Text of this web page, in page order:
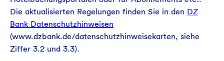
Die aktualisierten Regelungen finden Sie in den DZ
Bank Datenschutzhinweisen
(www.dzbank.de/datenschutzhinweisekarten, siehe
Ziffer 3.2 und 3.3).